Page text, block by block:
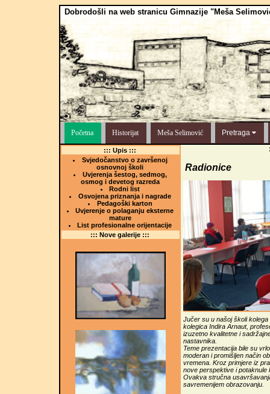
Dobrodošli na web stranicu Gimnazije "Meša
Početna Historijat Meša Selimović Pretraga
::: Upis :::
Svjedočanstvo o završenoj
osnovnoj školi
Uvjerenja šestog, sedmog,
osmog i devetog razreda
Rodni list
Osvojena priznanja i nagrade
Pedagoški karton
Uvjerenje o polaganju eksterne
mature
List profesionalne orijentacije
::: Nove galerije :::
Radionice
Jučer su u našoj školi
kolegica Indira Arnaut,
izuzetno kvalitetne i
nastavnika.
Teme prezentacija bile su
moderan i promišljen način
vremena. Kroz primjere iz
nove perspektive i
Ovakva stručna
savremenijem obrazovanju.